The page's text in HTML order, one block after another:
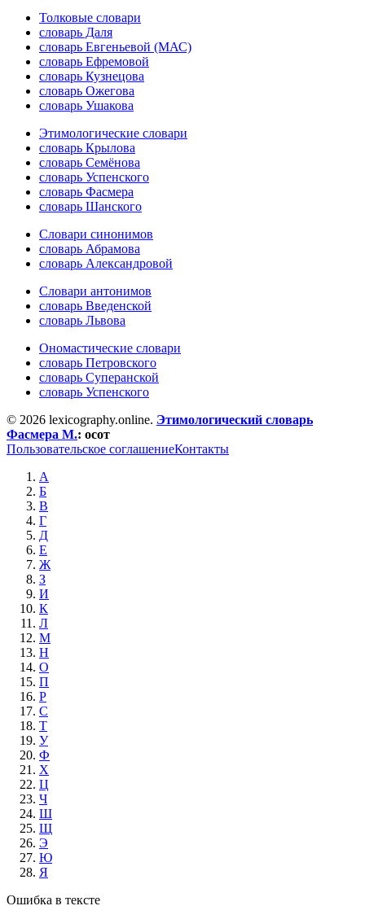
Толковые словари
словарь Даля
словарь Евгеньевой (МАС)
словарь Ефремовой
словарь Кузнецова
словарь Ожегова
словарь Ушакова
Этимологические словари
словарь Крылова
словарь Семёнова
словарь Успенского
словарь Фасмера
словарь Шанского
Словари синонимов
словарь Абрамова
словарь Александровой
Словари антонимов
словарь Введенской
словарь Львова
Ономастические словари
словарь Петровского
словарь Суперанской
словарь Успенского
© 2026 lexicography.online. Этимологический словарь
Фасмера М.: осот
Пользовательское соглашениеКонтакты
А
Б
В
Г
Д
Е
Ж
З
И
К
Л
М
Н
О
П
Р
С
Т
У
Ф
Х
Ц
Ч
Ш
Щ
Э
Ю
Я
Ошибка в тексте